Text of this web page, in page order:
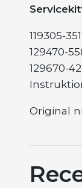
119305-
129470-
129670-
Original